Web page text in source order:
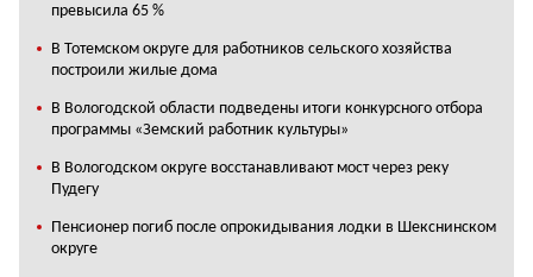
превысила 65 %
В Тотемском округе для работников сельского хозяйства
построили жилые дома
В Вологодской области подведены итоги конкурсного отбора
программы «Земский работник культуры»
В Вологодском округе восстанавливают мост через реку
Пудегу
Пенсионер погиб после опрокидывания лодки в Шекснинском
округе